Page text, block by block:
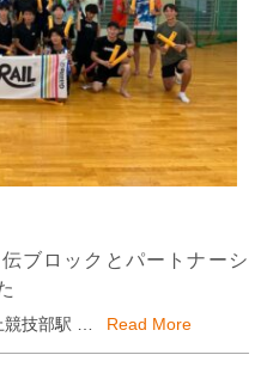
ブロックとパートナーシ
競技部駅 … Read More